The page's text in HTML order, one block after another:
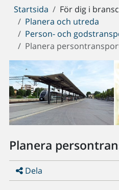
Du
är
här:
Startsida
För dig i
Planera och utreda
Person- och
Planera
Planera
Dela